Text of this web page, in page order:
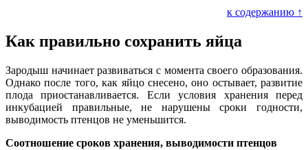
к содержанию ↑
Как правильно сохранить яйца
Зародыш начинает развиваться с момента своего образования.
Однако после того, как яйцо снесено, оно остывает, развитие
плода приостанавливается. Если условия хранения перед
инкубацией правильные, не нарушены сроки годности,
выводимость птенцов не уменьшится.
Соотношение сроков хранения, выводимости птенцов